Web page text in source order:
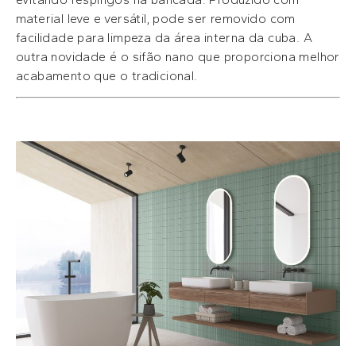
material leve e versátil, pode ser removido com
facilidade para limpeza da área interna da cuba. A
outra novidade é o sifão nano que proporciona melhor
acabamento que o tradicional.